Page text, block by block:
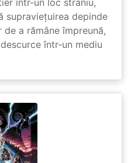
într-un loc straniu,
supraviețuirea depinde
a rămâne împreună,
într-un mediu